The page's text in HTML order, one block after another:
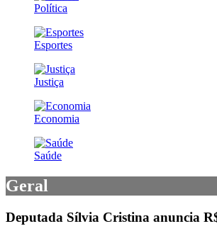
Política
Esportes
Justiça
Economia
Saúde
Geral
Deputada Sílvia Cristina anuncia